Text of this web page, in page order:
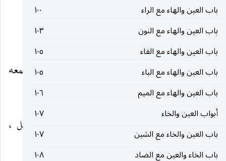
باب العين والهاء مع الراء
١٠٠
باب العين والهاء مع النون
١٠٣
باب العين والهاء مع الفاء
١٠٥
باب العين والهاء مع الباء
١٠٥
باب العين والهاء مع الميم
١٠٦
أبواب العين والخاء
١٠٧
باب العين والخاء مع الشين
١٠٧
باب الخاء والعين مع الضاد
١٠٨
وقال الليث :العَنَج
قال : ويقال بالغَين : غَنَج.
قلت : قاله ابنُ الأعرابيّ وغيره بالغين ، ولم أسمعه
بالعين من أحدٍ يُرجع إلى علمه ، ولا أدري ما صحتُه.
أبو عبيد عن الأصمعيّ :
: جياد الخيل ،
واحدهاعُنجوج.